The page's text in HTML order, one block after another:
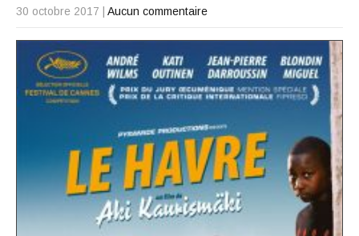
30 octobre 2017 Aucun commentaire